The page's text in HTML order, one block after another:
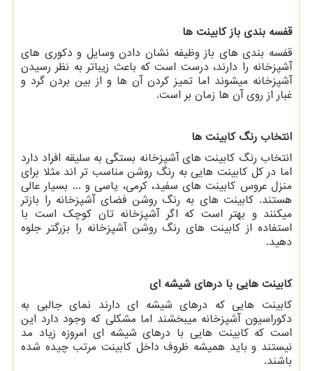
قفسه بندی باز کابینت ها
قفسه بندی های باز وظیفه نشان دادن وسایل و دکوری های
آشپزخانه را دارند، درست است که باعث زیباتر به نظر رسیدن
آشپزخانه میشوند اما تمیز کردن آن ها و از بین بردن گرد و
غبار از روی آن ها زمان بر است.
انتخاب رنگ کابینت ها
انتخاب رنگ کابینت های آشپزخانه بستگی به سلیقه افراد دارد
اما در کل کابینت هایی به رنگ روشن مناسب تر اند مثلا برای
منزل عروس کابینت های سفید، کرمی، یاسی و ... بسیار عالی
هستند. کابینت های به رنگ روشن فضای آشپزخانه را بازتر
میکنند و بهتر است که اگر آشپزخانه تان کوچک است با
استفاده از کابینت های رنگ روشن آشپزخانه را بزرگتر جلوه
دهید.
کابینت هایی با درهای شیشه ای
کابینت هایی که درهای شیشه ای دارند نمای جالبی به
دکوراسیون آشپزخانه میبخشند اما مشکلی که وجود دارد این
است که کابینت هایی با درهای شیشه ای امروزه زیاد مد
نیستند و باید همیشه ظروف داخل کابینت مرتب چیده شده
باشند.